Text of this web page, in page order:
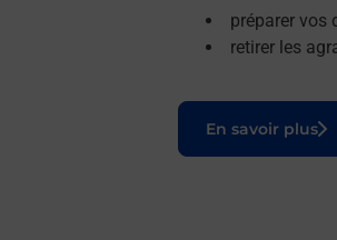
préparer vos
retirer les
En savoir plus
Le lien s'ouvre